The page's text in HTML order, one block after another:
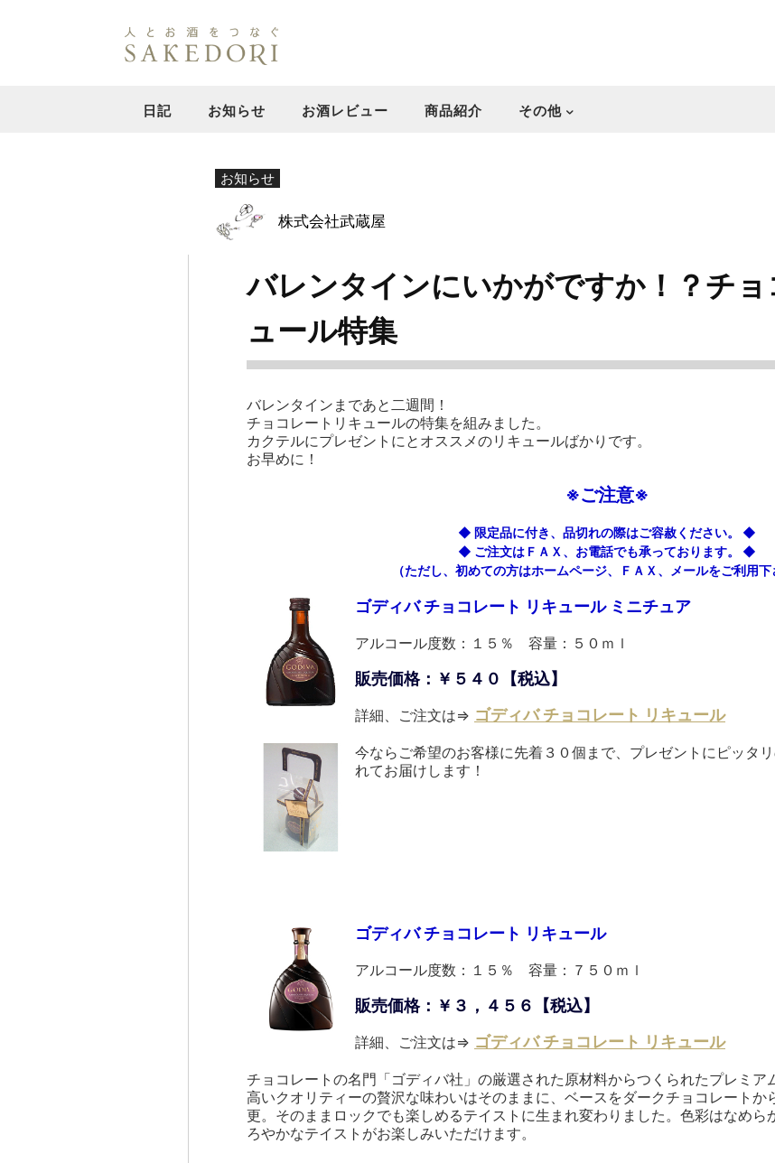
日記 お知らせ お酒レビュー 商品紹介 その他
お知らせ
株式会社武蔵屋
バレンタインにいかがですか！？チ
ュール特集
バレンタインまであと二週間！
チョコレートリキュールの特集を組みました。
カクテルにプレゼントにとオススメのリキュールばかりです。
お早めに！
※ご注意※
◆ 限定品に付き、品切れの際はご容赦ください。 ◆
◆ ご注文はＦＡＸ、お電話でも承っております。 ◆
（ただし、初めての方はホームページ、ＦＡＸ、メールをご利用下
ゴディバ チョコレート リキュール ミニチュア
アルコール度数：１５％ 容量：５０ｍｌ
販売価格：￥５４０【税込】
詳細、ご注文は⇒ ゴディバ チョコレート リキュール
今ならご希望のお客様に先着３０個まで、プレゼントにピッタ
れてお届けします！
ゴディバ チョコレート リキュール
アルコール度数：１５％ 容量：７５０ｍｌ
販売価格：￥３，４５６【税込】
詳細、ご注文は⇒ ゴディバ チョコレート リキュール
チョコレートの名門「ゴディバ社」の厳選された原材料からつくられたプレミア
高いクオリティーの贅沢な味わいはそのままに、ベースをダークチョコレートか
更。そのままロックでも楽しめるテイストに生まれ変わりました。色彩はなめら
ろやかなテイストがお楽しみいただけます。